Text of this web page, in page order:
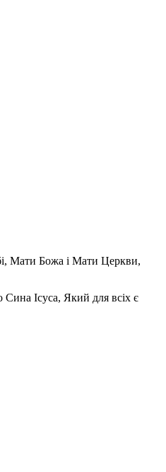
Мати Божа і Мати Церкви,
Сина Ісуса, Який для всіх є